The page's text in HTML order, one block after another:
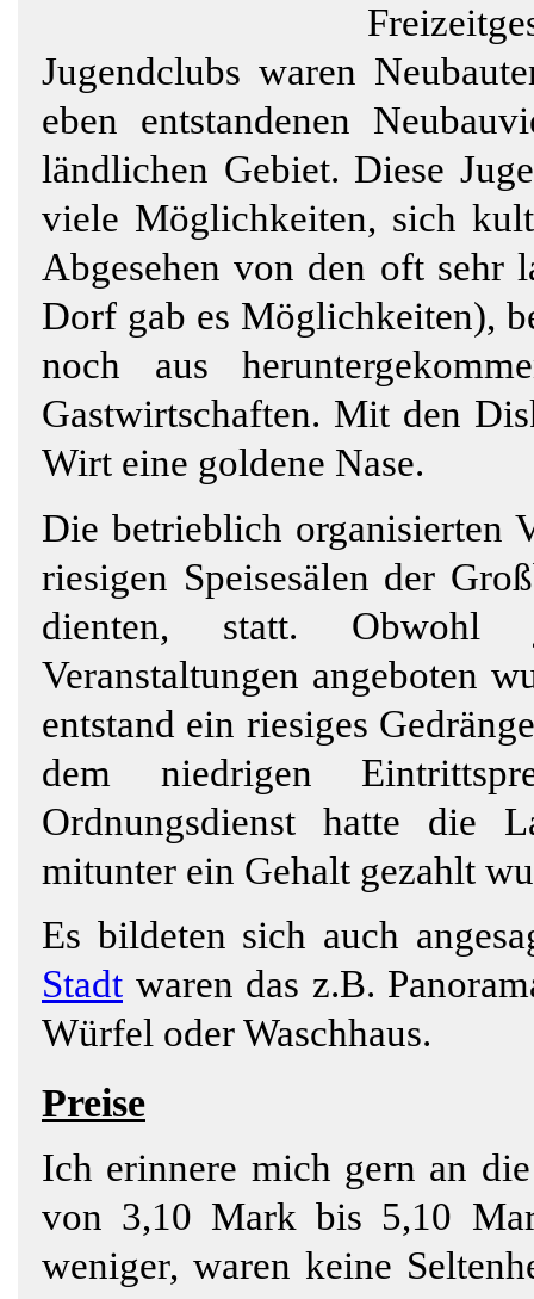
Jugendclubs waren
eben entstandenen
ländlichen Gebiet. Diese
viele Möglichkeiten, sich
Abgesehen von den oft sehr
Dorf gab es Möglichkeiten),
noch aus
Gastwirtschaften. Mit den
Wirt eine goldene Nase.
Die betrieblich organisierten
riesigen Speisesälen der
dienten, statt. Obwohl
Veranstaltungen angeboten
entstand ein riesiges
dem niedrigen
Ordnungsdienst hatte die
mitunter ein Gehalt gezahlt
Es bildeten sich auch
Stadt waren das z.B.
Würfel oder Waschhaus.
Preise
Ich erinnere mich gern an
von 3,10 Mark bis 5,10
weniger, waren keine